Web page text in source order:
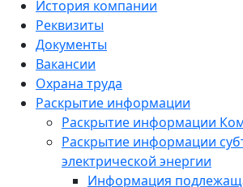
История компании
Реквизиты
Документы
Вакансии
Охрана труда
Раскрытие информации
Раскрытие информации
Раскрытие информации
электрической энергии
Информация